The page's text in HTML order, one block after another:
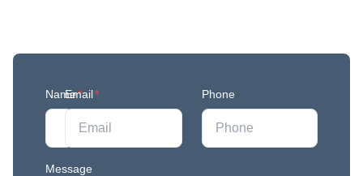
Name*
Email* Phone
Message